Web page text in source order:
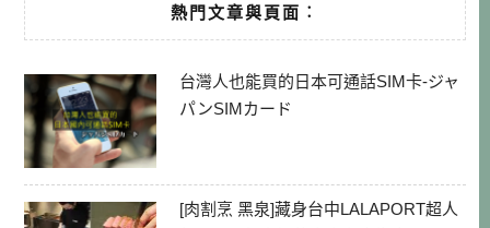
熱門文章與頁面︰
台灣人也能買的日本可通話SIM卡-ジャ
パンSIMカード
[肉割烹 黑泉]藏身台中LALAPORT超人